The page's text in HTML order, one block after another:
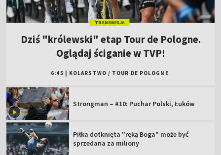
TRANSMISJA
Dziś "królewski" etap Tour de Pologne.
Oglądaj ściganie w TVP!
6:45 KOLARSTWO / TOUR DE POLOGNE
Strongman – #10: Puchar Polski, Łuków
Piłka dotknięta "ręką Boga" może być
sprzedana za miliony